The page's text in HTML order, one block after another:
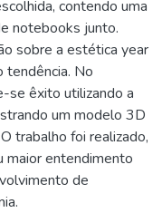
contendo uma
notebooks junto.
sobre a estética year
No
se êxito utilizando a
um modelo 3D
trabalho foi realizado,
maior entendimento
de